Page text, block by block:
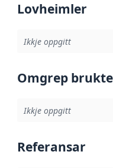
Lovheimler
Ikkje oppgitt
Omgrep
Ikkje oppgitt
Referansar